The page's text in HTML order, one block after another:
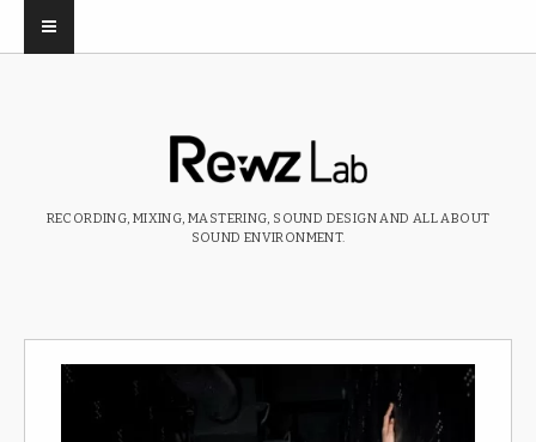
RECORDING, MIXING, MASTERING, SOUND DESIGN AND ALL ABOUT
SOUND ENVIRONMENT.